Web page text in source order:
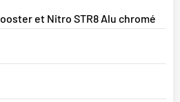
et Nitro STR8 Alu chromé